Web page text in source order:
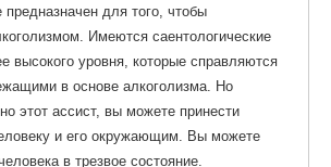
предназначен для того, чтобы
Имеются саентологические
высокого уровня, которые справляются
в основе алкоголизма. Но
этот ассист, вы можете принести
и его окружающим. Вы можете
в трезвое состояние.